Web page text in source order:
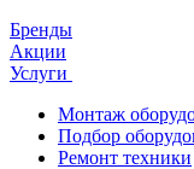
Бренды
Акции
Услуги
Монтаж
Подбор
Ремонт техники